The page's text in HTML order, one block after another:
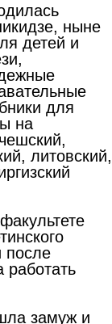
ныне
детей и
для
на
литовский,
после
работать
замуж и